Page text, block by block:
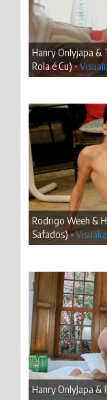
Hanry Onlyjapa &
Rola é Cu) -
Rodrigo Weeh &
Safados) -
Hanry OnlyJapa &